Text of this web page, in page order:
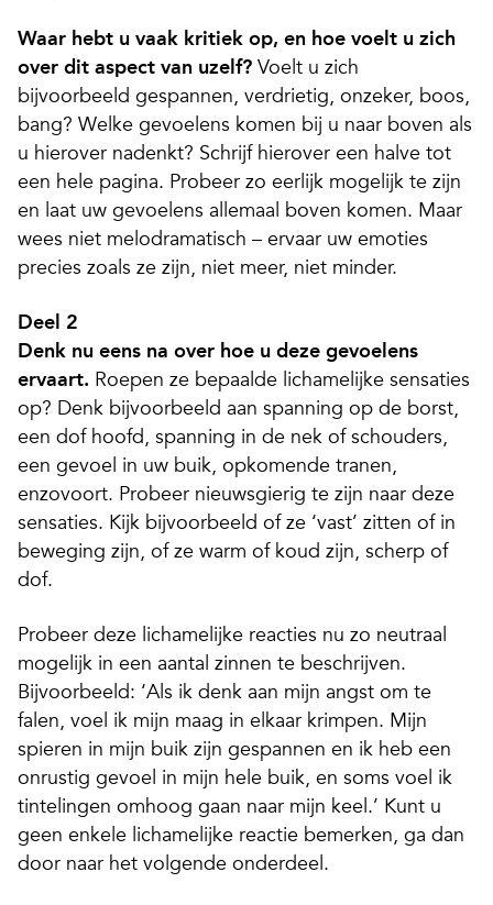
Waar hebt u vaak kritiek op, en hoe voelt u zich
over dit aspect van uzelf? Voelt u zich
bijvoorbeeld gespannen, verdrietig, onzeker, boos,
bang? Welke gevoelens komen bij u naar boven als
u hierover nadenkt? Schrijf hierover een halve tot
een hele pagina. Probeer zo eerlijk mogelijk te zijn
en laat uw gevoelens allemaal boven komen. Maar
wees niet melodramatisch – ervaar uw emoties
precies zoals ze zijn, niet meer, niet minder.
Deel 2
Denk nu eens na over hoe u deze gevoelens
ervaart. Roepen ze bepaalde lichamelijke sensaties
op? Denk bijvoorbeeld aan spanning op de borst,
een dof hoofd, spanning in de nek of schouders,
een gevoel in uw buik, opkomende tranen,
enzovoort. Probeer nieuwsgierig te zijn naar deze
sensaties. Kijk bijvoorbeeld of ze ‘vast’ zitten of in
beweging zijn, of ze warm of koud zijn, scherp of
dof.
Probeer deze lichamelijke reacties nu zo neutraal
mogelijk in een aantal zinnen te beschrijven.
Bijvoorbeeld: ‘Als ik denk aan mijn angst om te
falen, voel ik mijn maag in elkaar krimpen. Mijn
spieren in mijn buik zijn gespannen en ik heb een
onrustig gevoel in mijn hele buik, en soms voel ik
tintelingen omhoog gaan naar mijn keel.’ Kunt u
geen enkele lichamelijke reactie bemerken, ga dan
door naar het volgende onderdeel.